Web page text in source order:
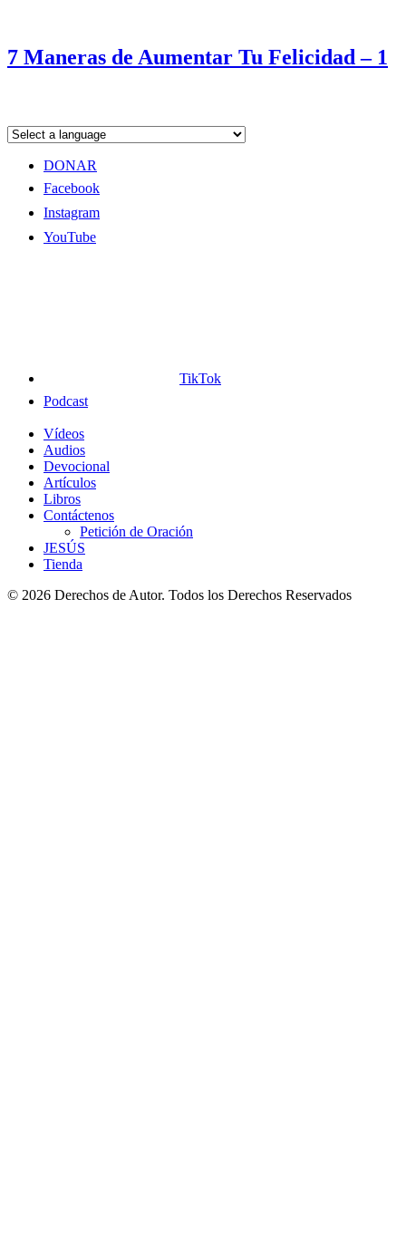
7 Maneras de Aumentar Tu Felicidad – 1
DONAR
Facebook
Instagram
YouTube
TikTok
Podcast
Vídeos
Audios
Devocional
Artículos
Libros
Contáctenos
Petición de Oración
JESÚS
Tienda
© 2026 Derechos de Autor. Todos los Derechos Reservados